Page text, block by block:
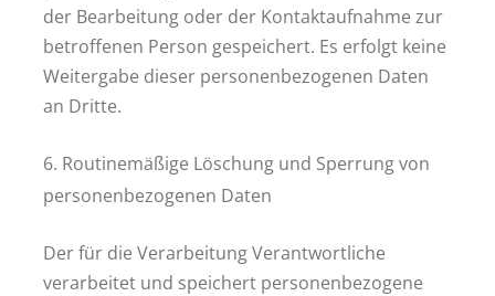
der Bearbeitung oder der Kontaktaufnahme zur
betroffenen Person gespeichert. Es erfolgt keine
Weitergabe dieser personenbezogenen Daten
an Dritte.
6. Routinemäßige Löschung und Sperrung von
personenbezogenen Daten
Der für die Verarbeitung Verantwortliche
verarbeitet und speichert personenbezogene